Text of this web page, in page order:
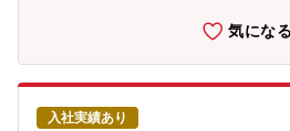
えを得ることができます。・人が商材
域の採用では、採用活動が売上に直結
携わる採用活動が企業の経営戦略にも
とができます。【キャリアパス】中途
集背景】欠員補充のため【組織構成】
ネージャー1名、シニアスタッフ3名、
気になる
入社実績あり